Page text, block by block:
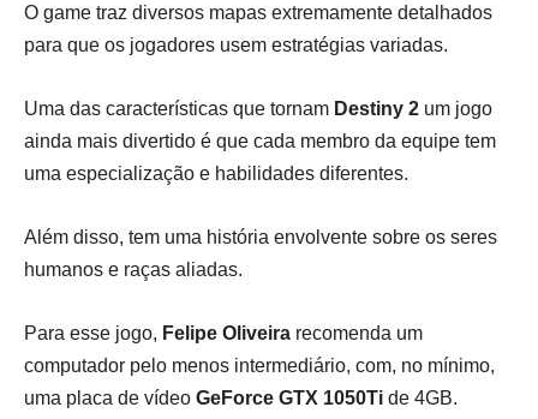
O game traz diversos mapas extremamente detalhados
para que os jogadores usem estratégias variadas.
Uma das características que tornam Destiny 2 um jogo
ainda mais divertido é que cada membro da equipe tem
uma especialização e habilidades diferentes.
Além disso, tem uma história envolvente sobre os seres
humanos e raças aliadas.
Para esse jogo, Felipe Oliveira recomenda um
computador pelo menos intermediário, com, no mínimo,
uma placa de vídeo GeForce GTX 1050Ti de 4GB.